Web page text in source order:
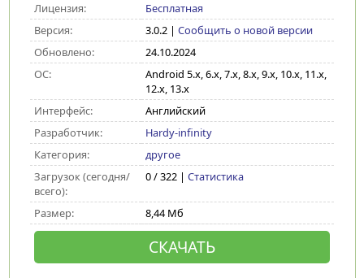
Лицензия:
Бесплатная
Версия:
3.0.2| Сообщить о новой версии
Обновлено:
24.10.2024
ОС:
Android 5.x, 6.x, 7.x, 8.x, 9.x, 10.x, 11.x,
12.x, 13.x
Интерфейс:
Английский
Разработчик:
Hardy-infinity
Категория:
другое
Загрузок (сегодня/
всего):
0 / 322 | Статистика
Размер: 8,44 Мб
СКАЧАТЬ